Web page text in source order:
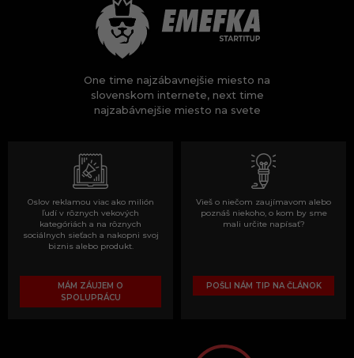
One time najzábavnejšie miesto na
slovenskom internete, next time
najzabávnejšie miesto na svete
Oslov reklamou viac ako milión
ľudí v rôznych vekových
kategóriách a na rôznych
sociálnych sieťach a nakopni svoj
biznis alebo produkt.
MÁM ZÁUJEM O
SPOLUPRÁCU
Vieš o niečom zaujímavom alebo
poznáš niekoho, o kom by sme
mali určite napísať?
POŠLI NÁM TIP NA ČLÁNOK